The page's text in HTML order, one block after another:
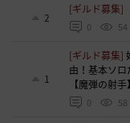
2
[ギルド募集]
0 54
1
[ギルド募集]
由！基本ソ
【魔弾の射
0 58